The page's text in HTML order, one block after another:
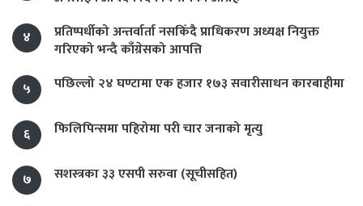
४
प्रतिष्पर्धीको अन्तर्वार्ता नसकिँदै प्राधिकरण अध्यक्ष नियुक्त
गरिएको भन्दै काँग्रेसको आपत्ति
५
पछिल्लो २४ घण्टामा एक हजार १७३ सवारीसाधन कारबाहीमा
६ फिलिपिन्समा पहिरोमा परी चार जनाको मृत्यु
७ सशस्त्रका ३३ एसपी सरुवा (सूचीसहित)